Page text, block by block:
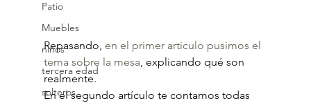
Patio
Muebles
niños
tercera edad
solteros
Repasando, en el primer articulo pusimos el
tema sobre la mesa, explicando qué son
realmente.
En el segundo artículo te contamos todas